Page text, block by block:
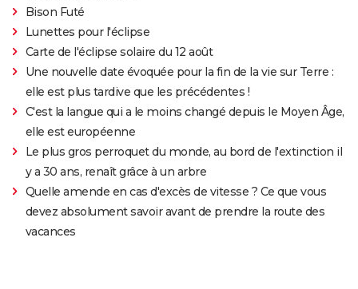
Bison Futé
Lunettes pour l'éclipse
Carte de l'éclipse solaire du 12 août
Une nouvelle date évoquée pour la fin de la vie sur Terre :
elle est plus tardive que les précédentes !
C'est la langue qui a le moins changé depuis le Moyen Âge,
elle est européenne
Le plus gros perroquet du monde, au bord de l'extinction il
y a 30 ans, renaît grâce à un arbre
Quelle amende en cas d'excès de vitesse ? Ce que vous
devez absolument savoir avant de prendre la route des
vacances